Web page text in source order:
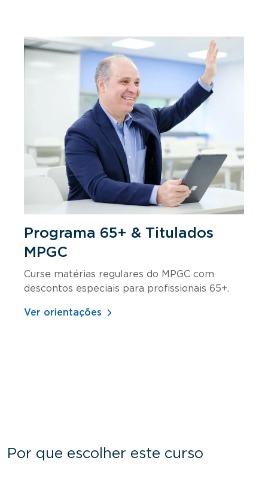
Programa 65+ & Titulados
MPGC
Curse matérias regulares do MPGC com
descontos especiais para profissionais 65+.
Ver orientações
Por que escolher este curso